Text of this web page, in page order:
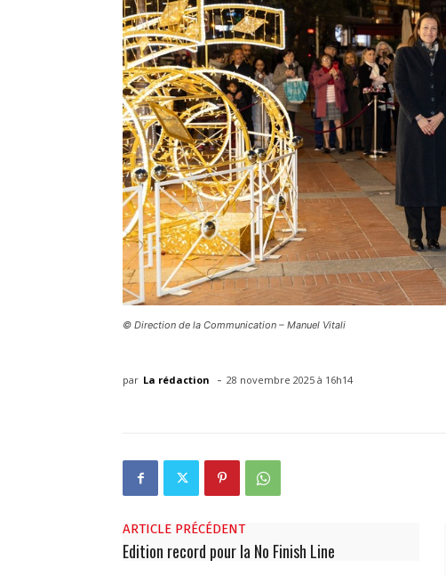
© Direction de la Communication – Manuel Vitali
par La rédaction - 28 novembre 2025 à 16h14
ARTICLE PRÉCÉDENT
Edition record pour la No Finish Line